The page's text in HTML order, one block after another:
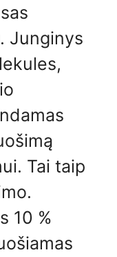
Junginys
Tai taip
10 %